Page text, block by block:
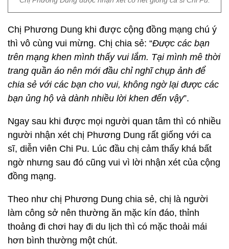
Chị Phương Dung khi được cộng đồng mạng chú ý
thì vô cùng vui mừng. Chị chia sẻ: “Được các bạn
trên mạng khen mình thấy vui lắm. Tại mình mê thời
trang quần áo nên mới đầu chỉ nghĩ chụp ảnh để
chia sẻ với các bạn cho vui, không ngờ lại được các
bạn ủng hộ và dành nhiều lời khen đến vậy”.
Ngay sau khi được mọi người quan tâm thì có nhiều
người nhận xét chị Phương Dung rất giống với ca
sĩ, diễn viên Chi Pu. Lúc đầu chị cảm thấy khá bất
ngờ nhưng sau đó cũng vui vì lời nhận xét của cộng
đồng mạng.
Theo như chị Phương Dung chia sẻ, chị là người
làm công sở nên thường ăn mặc kín đáo, thỉnh
thoảng đi chơi hay đi du lịch thì có mặc thoải mái
hơn bình thường một chút.